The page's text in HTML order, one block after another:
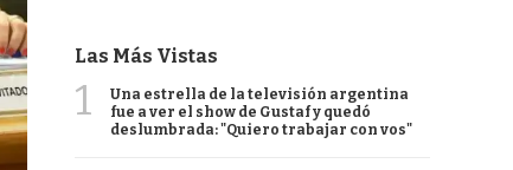
Las Más Vistas
1
Una estrella de la televisión argentina
fue a ver el show de Gustaf y quedó
deslumbrada: "Quiero trabajar con vos"